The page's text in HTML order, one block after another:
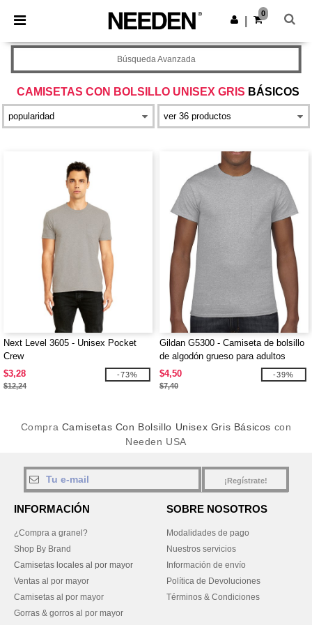
× App de Needen
¡Mejores precios en app!
Descargar app
0
CAMISETAS CON BOLSILLO UNISEX GRIS BÁSICOS
Búsqueda Avanzada
Next Level 3605 - Unisex Pocket
Crew
$3,28
$12,24
-73%
Gildan G5300 - Camiseta de bolsillo
de algodón grueso para adultos
$4,50
$7,40
-39%
Compra Camisetas Con Bolsillo Unisex Gris Básicos con
Needen USA
¡Regístrate!
INFORMACIÓN
¿Compra a granel?
Shop By Brand
Camisetas locales al por mayor
Ventas al por mayor
Camisetas al por mayor
Gorras & gorros al por mayor
SOBRE NOSOTROS
Modalidades de pago
Nuestros servicios
Información de envío
Política de Devoluciones
Términos & Condiciones